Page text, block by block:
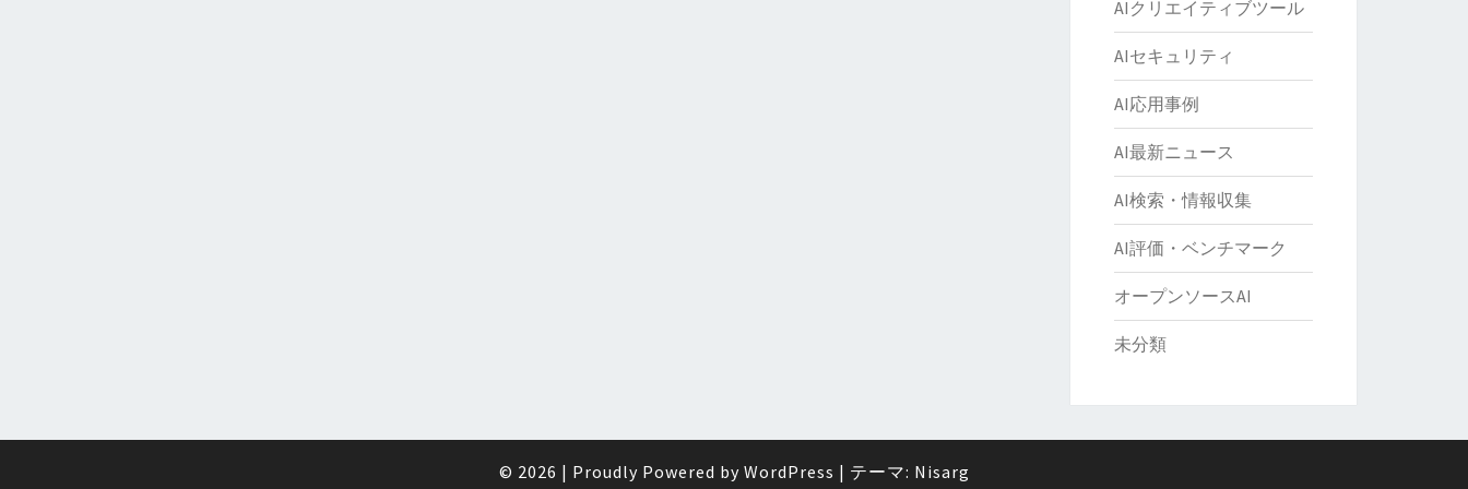
AIクリエイティブツール
AIセキュリティ
AI応用事例
AI最新ニュース
AI検索・情報収集
AI評価・ベンチマーク
オープンソースAI
未分類
© 2026 | Proudly Powered by WordPress | テーマ: Nisarg